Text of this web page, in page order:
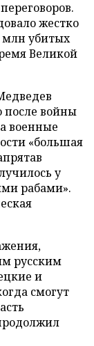
жестко
млн убитых
Великой
после войны
военные
«большая
у
рабами».
русским
и
смогут